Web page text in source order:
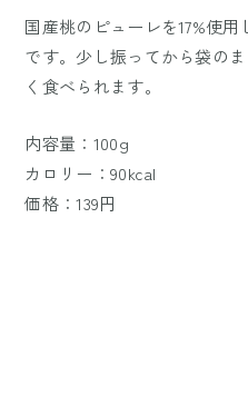
国産桃のピューレを17%使
です。少し振ってから袋の
く食べられます。
内容量：100g
カロリー：90kcal
価格：139円